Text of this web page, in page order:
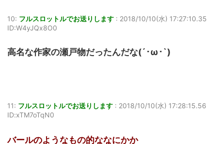
10: フルスロットルでお送りします : 2018/10/10(水) 17:27:10.35
ID:W4yJQx8O0
高名な作家の瀬戸物だったんだな(´･ω･`)
11: フルスロットルでお送りします : 2018/10/10(水) 17:28:15.56
ID:xTM7oTqN0
バールのようなもの的ななにかか